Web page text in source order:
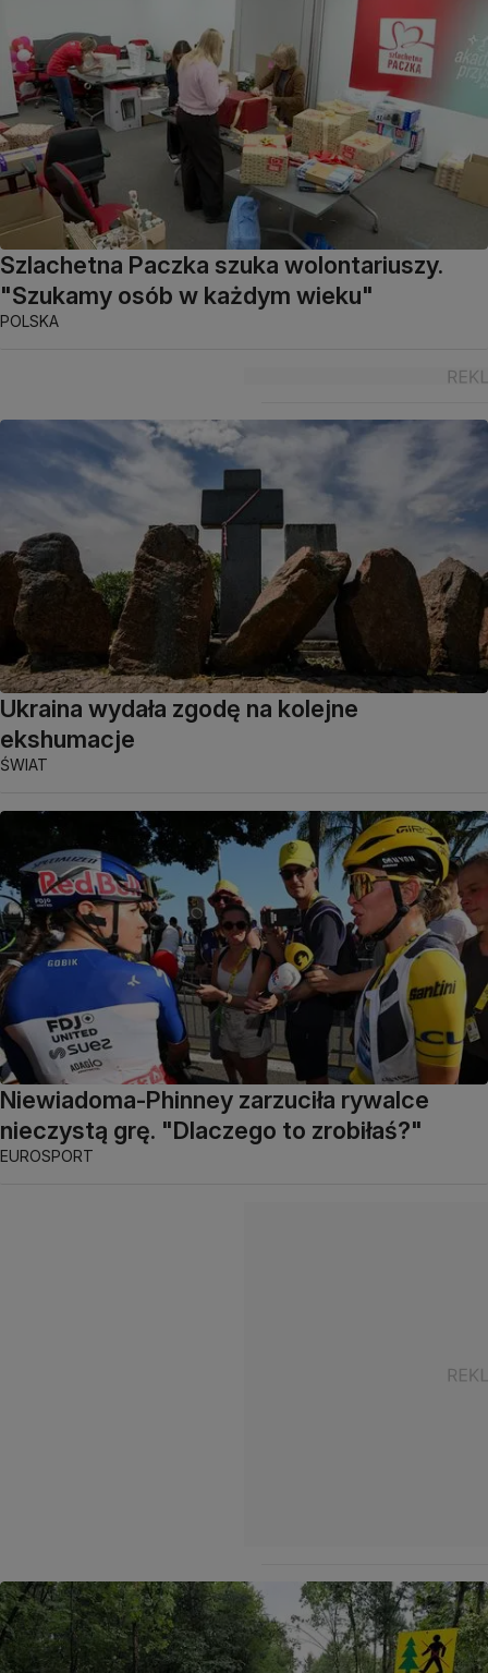
Szlachetna Paczka szuka wolontariuszy.
"Szukamy osób w każdym wieku"
POLSKA
Ukraina wydała zgodę na kolejne
ekshumacje
ŚWIAT
Niewiadoma-Phinney zarzuciła rywalce
nieczystą grę. "Dlaczego to zrobiłaś?"
EUROSPORT